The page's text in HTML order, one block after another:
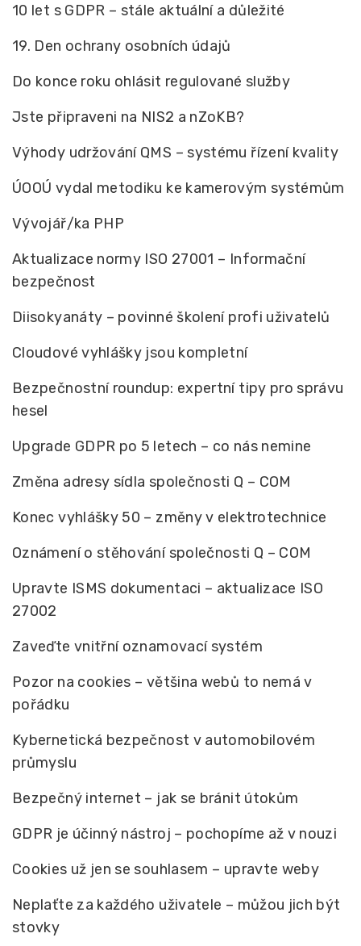
10 let s GDPR – stále aktuální a důležité
19. Den ochrany osobních údajů
Do konce roku ohlásit regulované služby
Jste připraveni na NIS2 a nZoKB?
Výhody udržování QMS – systému řízení kvality
ÚOOÚ vydal metodiku ke kamerovým systémům
Vývojář/ka PHP
Aktualizace normy ISO 27001 – Informační
bezpečnost
Diisokyanáty – povinné školení profi uživatelů
Cloudové vyhlášky jsou kompletní
Bezpečnostní roundup: expertní tipy pro správu
hesel
Upgrade GDPR po 5 letech – co nás nemine
Změna adresy sídla společnosti Q – COM
Konec vyhlášky 50 – změny v elektrotechnice
Oznámení o stěhování společnosti Q – COM
Upravte ISMS dokumentaci – aktualizace ISO
27002
Zaveďte vnitřní oznamovací systém
Pozor na cookies – většina webů to nemá v
pořádku
Kybernetická bezpečnost v automobilovém
průmyslu
Bezpečný internet – jak se bránit útokům
GDPR je účinný nástroj – pochopíme až v nouzi
Cookies už jen se souhlasem – upravte weby
Neplaťte za každého uživatele – můžou jich být
stovky